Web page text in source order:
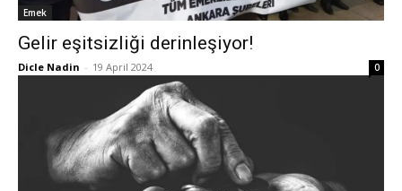
Emek
Gelir eşitsizliği derinleşiyor!
Dicle Nadin - 19 April 2024 0